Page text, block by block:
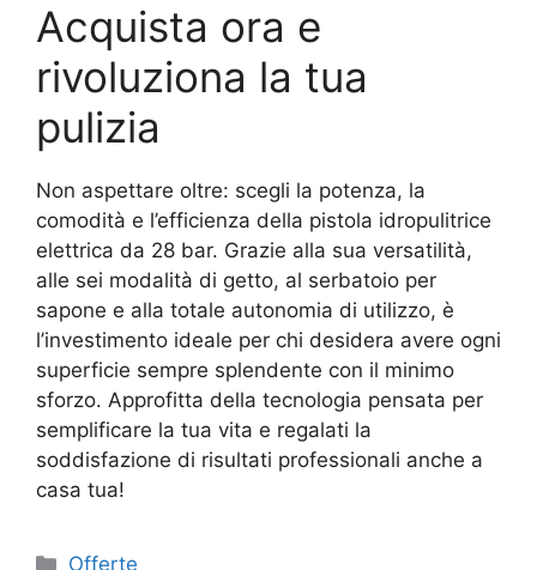
Acquista ora e
rivoluziona la tua
pulizia
Non aspettare oltre: scegli la potenza, la
comodità e l’efficienza della pistola idropulitrice
elettrica da 28 bar. Grazie alla sua versatilità,
alle sei modalità di getto, al serbatoio per
sapone e alla totale autonomia di utilizzo, è
l’investimento ideale per chi desidera avere ogni
superficie sempre splendente con il minimo
sforzo. Approfitta della tecnologia pensata per
semplificare la tua vita e regalati la
soddisfazione di risultati professionali anche a
casa tua!
Categorie
Offerte